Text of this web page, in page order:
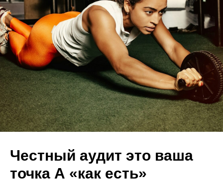
Честный аудит это ваша
точка А «как есть»